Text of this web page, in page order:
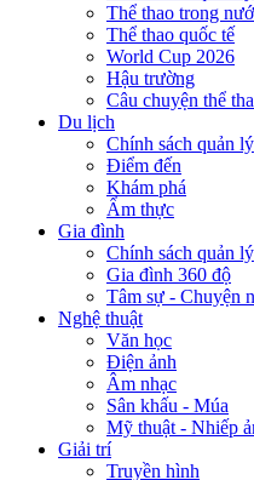
Thể thao trong
Thể thao quốc tế
World Cup 2026
Hậu trường
Câu chuyện thể
Du lịch
Chính sách quản lý
Điểm đến
Khám phá
Ẩm thực
Gia đình
Chính sách quản lý
Gia đình 360 độ
Tâm sự - Chuyện
Nghệ thuật
Văn học
Điện ảnh
Âm nhạc
Sân khấu - Múa
Mỹ thuật - Nhiếp
Giải trí
Truyền hình